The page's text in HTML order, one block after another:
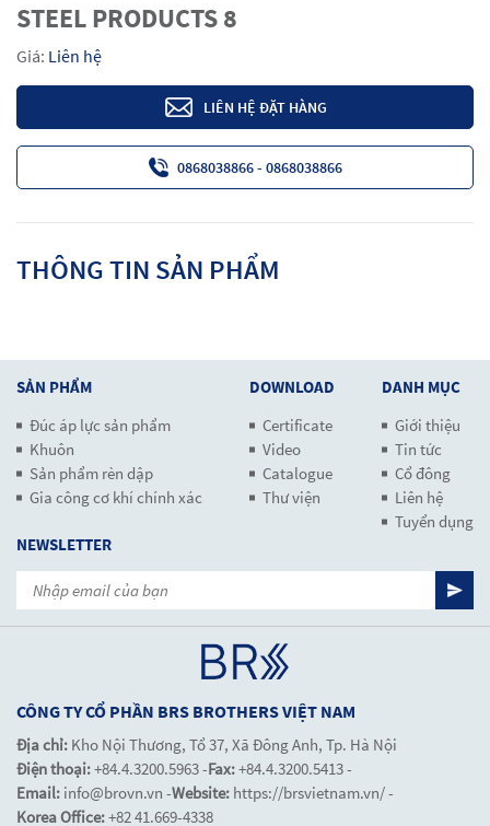
STEEL PRODUCTS 8
Giá: Liên hệ
LIÊN HỆ ĐẶT HÀNG
0868038866 - 0868038866
THÔNG TIN SẢN PHẨM
SẢN PHẨM
Đúc áp lực sản phẩm
Khuôn
Sản phẩm rèn dập
Gia công cơ khí chính xác
DOWNLOAD
Certificate
Video
Catalogue
Thư viện
DANH MỤC
Giới thiệu
Tin tức
Cổ đông
Liên hệ
Tuyển dụng
NEWSLETTER
CÔNG TY CỔ PHẦN BRS BROTHERS VIỆT NAM
Địa chỉ: Kho Nội Thương, Tổ 37, Xã Đông Anh, Tp. Hà Nội
Điện thoại:+84.4.3200.5963 -Fax:+84.4.3200.5413 -
Email: info@brovn.vn -Website: https://brsvietnam.vn/ -
Korea Office:+82 41.669-4338